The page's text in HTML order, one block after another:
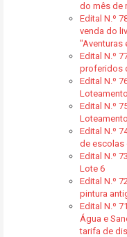
do mês de
Edital N.º
venda do
"Aventuras
Edital N.º
proferidos
Edital N.º
Loteamento
Edital N.º
Loteamento
Edital N.º
de escolas
Edital N.º
Lote 6
Edital N.º
pintura
Edital N.º
Água e
tarifa de